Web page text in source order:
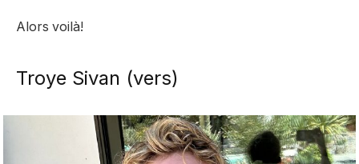
Alors voilà!
Troye Sivan (vers)